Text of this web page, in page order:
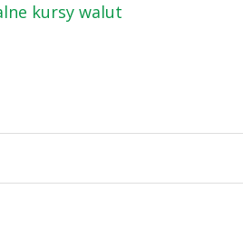
kursy walut